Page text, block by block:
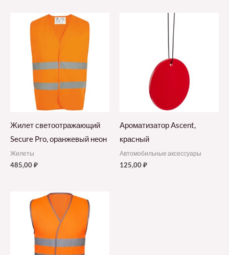
Жилет светоотражающий
Secure Pro, оранжевый неон
Жилеты
485,00₽
Ароматизатор Ascent,
красный
Автомобильные аксессуары
125,00₽